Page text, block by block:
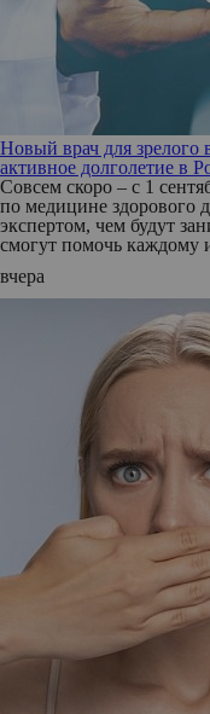
Новый врач для зрелого
активное долголетие в
Совсем скоро – с 1
по медицине здорового
экспертом, чем будут
смогут помочь каждому
вчера